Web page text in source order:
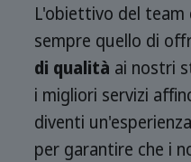
L'obiettivo del team
sempre quello di
di qualità ai nostri
i migliori servizi
diventi
per garantire che i